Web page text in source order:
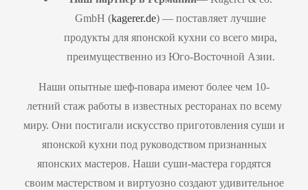
GmbH (kagerer.de) — поставляет лучшие
продукты для японской кухни со всего мира,
преимущественно из Юго-Восточной Азии.
Наши опытные шеф-повара имеют более чем 10-
летний стаж работы в известных ресторанах по всему
миру. Они постигали искусство приготовления суши и
японской кухни под руководством признанных
японских мастеров. Наши суши-мастера гордятся
своим мастерством и виртуозно создают удивительное